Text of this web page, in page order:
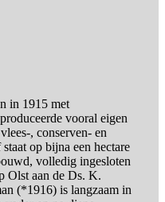
in 1915 met
vooral eigen
, conserven- en
op bijna een hectare
volledig ingesloten
Olst aan de Ds. K.
(*1916) is langzaam in